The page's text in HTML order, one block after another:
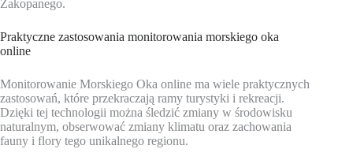
Zakopanego.
Praktyczne zastosowania monitorowania morskiego oka
online
Monitorowanie Morskiego Oka online ma wiele praktycznych
zastosowań, które przekraczają ramy turystyki i rekreacji.
Dzięki tej technologii można śledzić zmiany w środowisku
naturalnym, obserwować zmiany klimatu oraz zachowania
fauny i flory tego unikalnego regionu.